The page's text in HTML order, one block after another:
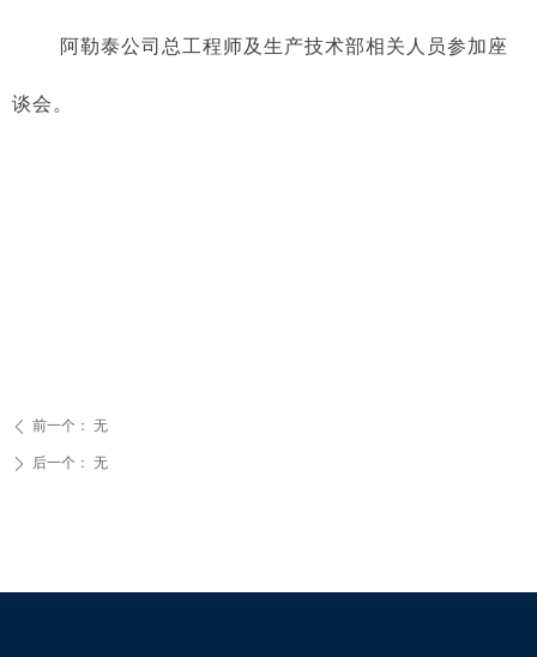
阿勒泰公司总工程师及生产技术部相关人员参加座
谈会。
ꄴ 前一个： 无
ꄲ 后一个： 无